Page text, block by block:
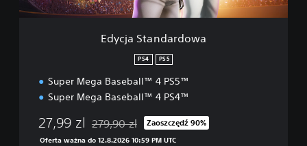
Edycja Standardowa
PS4 PS5
Super Mega Baseball™ 4 PS5™
Super Mega Baseball™ 4 PS4™
27,99 zl Zastosowano zniżkę z oryginalnej ceny
279,90 zl Zaoszczędź 90%
Oferta ważna do 12.8.2026 10:59 PM UTC